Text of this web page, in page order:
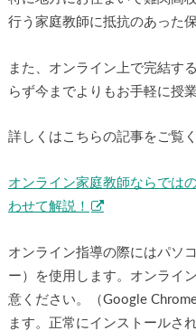
行う家庭教師に抵抗のあった
また、オンライン上で完結す
らず今までよりもお手軽に授
詳しくはこちらの記事をご覧く
オンライン家庭教師ならでは
わせて解説！
オンライン指導の際にはパソ
ー）を使用します。オンライ
意ください。（Google
ます。正常にインストールさ